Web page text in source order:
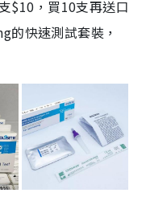
$10，買10支再送口
的快速測試套裝，